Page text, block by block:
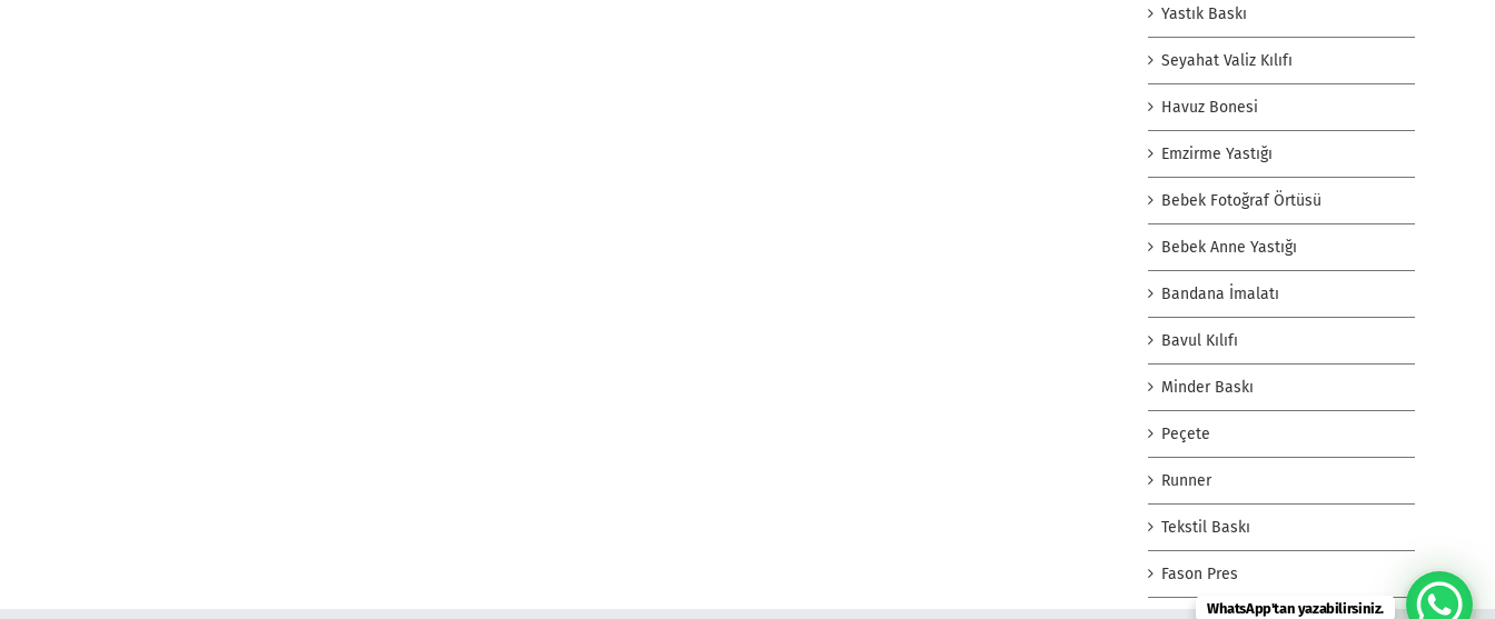
Yastık Baskı
Seyahat Valiz Kılıfı
Havuz Bonesi
Emzirme Yastığı
Bebek Fotoğraf Örtüsü
Bebek Anne Yastığı
Bandana İmalatı
Bavul Kılıfı
Minder Baskı
Peçete
Runner
Tekstil Baskı
Fason Pres
WhatsApp'tan yazabilirsiniz.